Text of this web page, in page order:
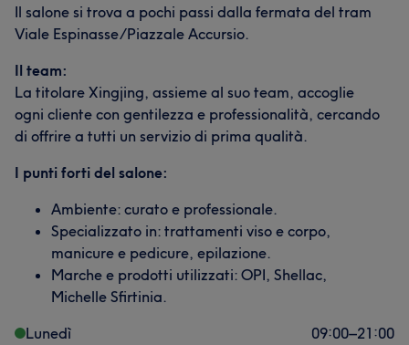
Il salone si trova a pochi passi dalla fermata del tram
Viale Espinasse/Piazzale Accursio.
Il team:
La titolare Xingjing, assieme al suo team, accoglie
ogni cliente con gentilezza e professionalità, cercando
di offrire a tutti un servizio di prima qualità.
I punti forti del salone:
Ambiente: curato e professionale.
Specializzato in: trattamenti viso e corpo,
manicure e pedicure, epilazione.
Marche e prodotti utilizzati: OPI, Shellac,
Michelle Sfirtinia.
Lunedì
09:00–21:00